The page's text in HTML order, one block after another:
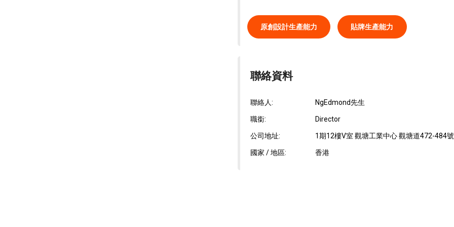
原創設計生產能力 貼牌生產能力
聯絡資料
聯絡人: NgEdmond先生
職銜: Director
公司地址: 1期12樓V室 觀塘工業中心 觀塘道472-484
國家 / 地區: 香港